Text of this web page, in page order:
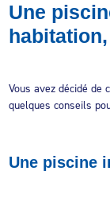
Une
Vous avez décidé de
quelques conseils
Une piscine